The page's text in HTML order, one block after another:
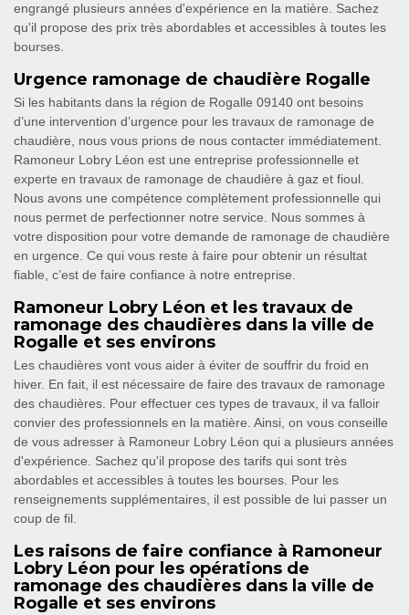
engrangé plusieurs années d'expérience en la matière. Sachez
qu'il propose des prix très abordables et accessibles à toutes les
bourses.
Urgence ramonage de chaudière Rogalle
Si les habitants dans la région de Rogalle 09140 ont besoins
d’une intervention d’urgence pour les travaux de ramonage de
chaudière, nous vous prions de nous contacter immédiatement.
Ramoneur Lobry Léon est une entreprise professionnelle et
experte en travaux de ramonage de chaudière à gaz et fioul.
Nous avons une compétence complètement professionnelle qui
nous permet de perfectionner notre service. Nous sommes à
votre disposition pour votre demande de ramonage de chaudière
en urgence. Ce qui vous reste à faire pour obtenir un résultat
fiable, c’est de faire confiance à notre entreprise.
Ramoneur Lobry Léon et les travaux de
ramonage des chaudières dans la ville de
Rogalle et ses environs
Les chaudières vont vous aider à éviter de souffrir du froid en
hiver. En fait, il est nécessaire de faire des travaux de ramonage
des chaudières. Pour effectuer ces types de travaux, il va falloir
convier des professionnels en la matière. Ainsi, on vous conseille
de vous adresser à Ramoneur Lobry Léon qui a plusieurs années
d'expérience. Sachez qu'il propose des tarifs qui sont très
abordables et accessibles à toutes les bourses. Pour les
renseignements supplémentaires, il est possible de lui passer un
coup de fil.
Les raisons de faire confiance à Ramoneur
Lobry Léon pour les opérations de
ramonage des chaudières dans la ville de
Rogalle et ses environs